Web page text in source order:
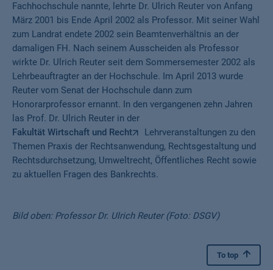
Fachhochschule nannte, lehrte Dr. Ulrich Reuter von Anfang
März 2001 bis Ende April 2002 als Professor. Mit seiner Wahl
zum Landrat endete 2002 sein Beamtenverhältnis an der
damaligen FH. Nach seinem Ausscheiden als Professor
wirkte Dr. Ulrich Reuter seit dem Sommersemester 2002 als
Lehrbeauftragter an der Hochschule. Im April 2013 wurde
Reuter vom Senat der Hochschule dann zum
Honorarprofessor ernannt. In den vergangenen zehn Jahren
las Prof. Dr. Ulrich Reuter in der
Fakultät Wirtschaft und Recht
Lehrveranstaltungen zu den
Themen Praxis der Rechtsanwendung, Rechtsgestaltung und
Rechtsdurchsetzung, Umweltrecht, Öffentliches Recht sowie
zu aktuellen Fragen des Bankrechts.
Bild oben: Professor Dr. Ulrich Reuter (Foto: DSGV)
To top